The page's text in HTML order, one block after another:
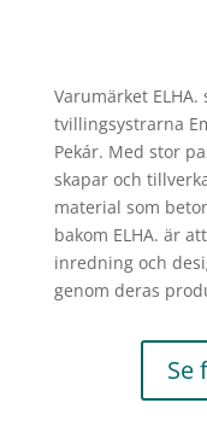
Varumärket ELHA.
tvillingsystrarna
Pekár. Med stor
skapar och
material som
bakom ELHA. är
inredning och
genom deras
Se